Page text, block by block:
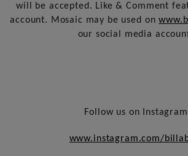
will be accepted. Like & Comment
account. Mosaic may be used on
our social media
Follow us on
www.instagram.com/